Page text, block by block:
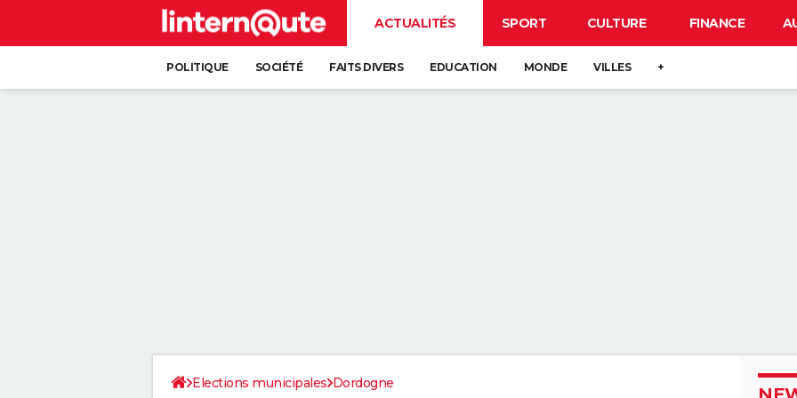
ACTUALITÉS SPORT CULTURE FINANCE
POLITIQUE SOCIÉTÉ FAITS DIVERS EDUCATION MONDE VILLES +
Elections municipales Dordogne